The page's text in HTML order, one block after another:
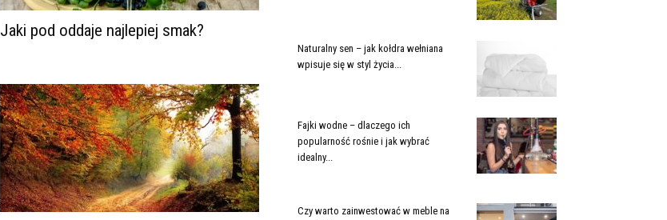
Jaki pod oddaje najlepiej smak?
Naturalny sen – jak kołdra wełniana
wpisuje się w styl życia...
Fajki wodne – dlaczego ich
popularność rośnie i jak wybrać
idealny...
Czy warto zainwestować w meble na